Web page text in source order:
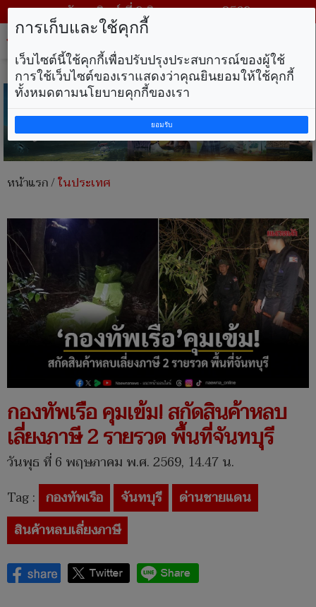
วันอาทิตย์ ที่ 9 สิงหาคม พ.ศ. 2569
หน้าแรก/ในประเทศ
กองทัพเรือ คุมเข้ม! สกัดสินค้าหลบ
เลี่ยงภาษี 2 รายรวด พื้นที่จันทบุรี
วันพุธ ที่ 6 พฤษภาคม พ.ศ. 2569, 14.47 น.
Tag : กองทัพเรือ จันทบุรี
ด่านชายแดน
สินค้าหลบเลี่ยงภาษี
การเก็บและใช้คุกกี้
เว็บไซต์นี้ใช้คุกกี้เพื่อปรับปรุงประสบการณ์ของผู้ใช้
การใช้เว็บไซต์ของเราแสดงว่าคุณยินยอมให้ใช้คุกกี้
ทั้งหมดตามนโยบายคุกกี้ของเรา
ยอมรับ